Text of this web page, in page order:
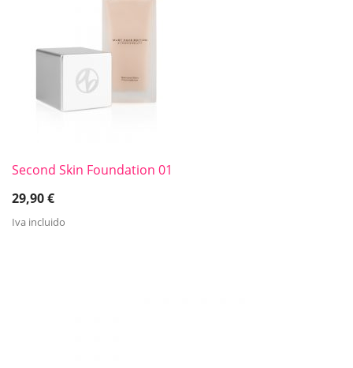
Second Skin Foundation 01
29,90€
Iva incluido